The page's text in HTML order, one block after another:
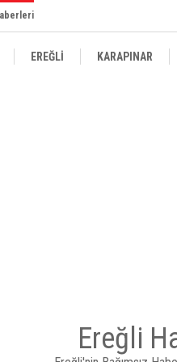
EREĞLİ KARAPINAR
Ereğli